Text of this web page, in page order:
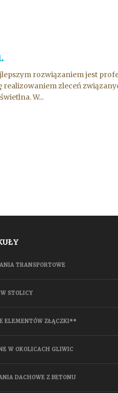
rozwiązaniem jest
zleceń
W...
TRANSPORTOWE
STOLICY
ELEMENTÓW ZŁĄCZKI**
W OKOLICACH GLIWIC
DACHOWE Z BETONU